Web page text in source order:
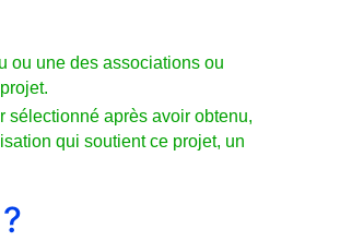
ou une des associations ou
sélectionné après avoir obtenu,
qui soutient ce projet, un